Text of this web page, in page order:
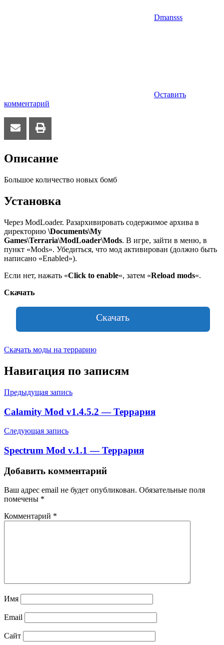
Dmansss
Оставить
комментарий
Описание
Большое количество новых бомб
Установка
Через ModLoader. Разархивировать содержимое архива в
директорию \Documents\My
Games\Terraria\ModLoader\Mods. В игре, зайти в меню, в
пункт «Mods». Убедиться, что мод активирован (должно быть
написано «Enabled»).
Если нет, нажать «Click to enable«, затем «Reload mods«.
Скачать
Скачать
Скачать моды на террарию
Навигация по записям
Предыдущая запись
Calamity Mod v1.4.5.2 — Террария
Следующая запись
Spectrum Mod v.1.1 — Террария
Добавить комментарий
Ваш адрес email не будет опубликован. Обязательные поля
помечены *
Комментарий *
Имя
Email
Сайт